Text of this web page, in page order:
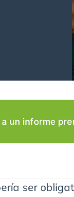
un informe
ser